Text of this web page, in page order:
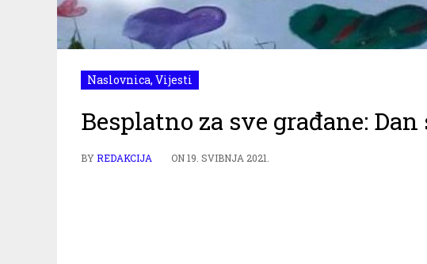
Naslovnica, Vijesti
Besplatno za sve građane:
BYREDAKCIJA ON19. SVIBNJA 2021.